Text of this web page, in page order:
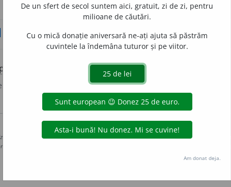
pl. ,pl.eventuale
Copyright © 2004-2026 dexonline (https://dexonline.ro)
datelor de pe acest site, inclusiv prin orice metode de extragere automată
nostru prealabil scris, cu excepția seturilor de date oferite oficial spre utilizare
Hosterion
De un sfert de secol suntem aici, gratuit, zi de zi, pentru
milioane de căutări.
Cu o mică donație aniversară ne-ați ajuta să păstrăm
cuvintele la îndemâna tuturor și pe viitor.
Am donat deja.